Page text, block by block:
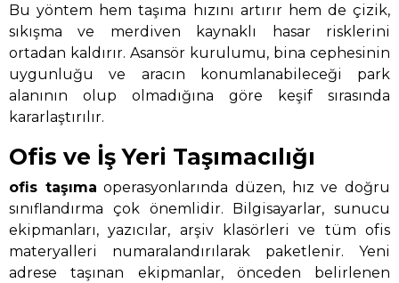
Bu yöntem hem taşıma hızını artırır hem de çizik,
sıkışma ve merdiven kaynaklı hasar risklerini
ortadan kaldırır. Asansör kurulumu, bina cephesinin
uygunluğu ve aracın konumlanabileceği park
alanının olup olmadığına göre keşif sırasında
kararlaştırılır.
Ofis ve İş Yeri Taşımacılığı
ofis taşıma operasyonlarında düzen, hız ve doğru
sınıflandırma çok önemlidir. Bilgisayarlar, sunucu
ekipmanları, yazıcılar, arşiv klasörleri ve tüm ofis
materyalleri numaralandırılarak paketlenir. Yeni
adrese taşınan ekipmanlar, önceden belirlenen